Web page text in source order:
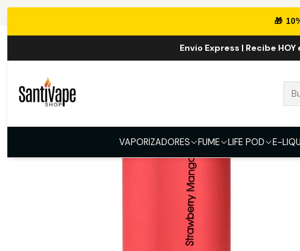
🎁
Envio Express | Recibe
VAPORIZADORES FUME LIFE POD E-